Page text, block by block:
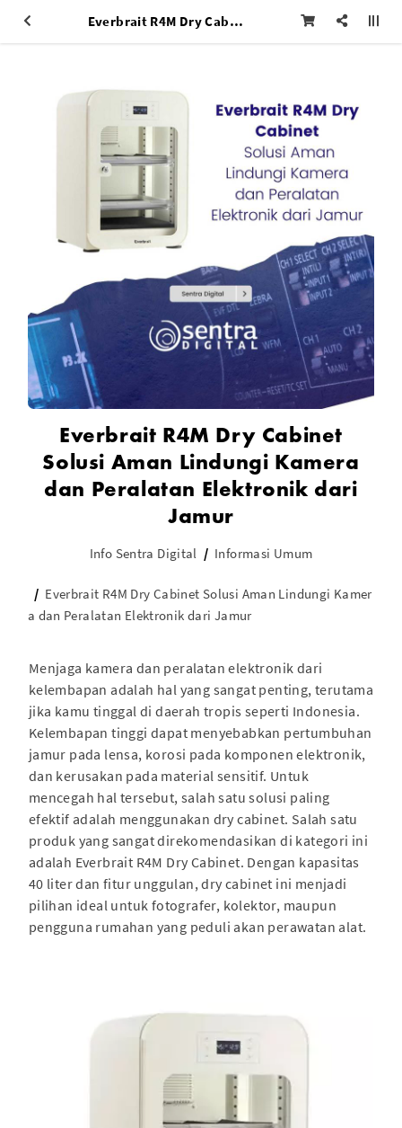
Everbrait R4M Dry Cabinet Solusi Aman Lindungi Kamera dan Peralatan Elektronik dari Jamur
Everbrait R4M Dry Cabinet
Solusi Aman Lindungi Kamera
dan Peralatan Elektronik dari
Jamur
Info Sentra Digital Informasi Umum
Everbrait R4M Dry Cabinet Solusi Aman Lindungi Kamer
a dan Peralatan Elektronik dari Jamur
Menjaga kamera dan peralatan elektronik dari
kelembapan adalah hal yang sangat penting, terutama
jika kamu tinggal di daerah tropis seperti Indonesia.
Kelembapan tinggi dapat menyebabkan pertumbuhan
jamur pada lensa, korosi pada komponen elektronik,
dan kerusakan pada material sensitif. Untuk
mencegah hal tersebut, salah satu solusi paling
efektif adalah menggunakan dry cabinet. Salah satu
produk yang sangat direkomendasikan di kategori ini
adalah Everbrait R4M Dry Cabinet. Dengan kapasitas
40 liter dan fitur unggulan, dry cabinet ini menjadi
pilihan ideal untuk fotografer, kolektor, maupun
pengguna rumahan yang peduli akan perawatan alat.